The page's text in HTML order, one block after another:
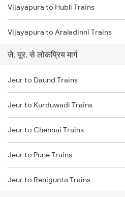
Vijayapura to Hubli Trains
Vijayapura to Araladinni Trains
Vijayapura to Adagal Trains
Vijayapura to Telgi Trains
Vijayapura to Mumbai Trains
जे. यूर. से लोकप्रिय मार्ग
Jeur to Daund Trains
Jeur to Kurduwadi Trains
Jeur to Chennai Trains
Jeur to Pune Trains
Jeur to Renigunta Trains